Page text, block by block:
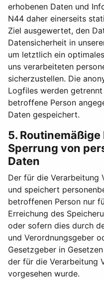
erhobenen Daten und
N44 daher einerseits
Ziel ausgewertet, den
Datensicherheit in
um letztlich ein
uns verarbeiteten
sicherzustellen. Die
Logfiles werden
betroffene Person
Daten gespeichert.
5.
Sperrung von
Daten
Der für die Verarbeitung
und speichert
betroffenen Person nur
Erreichung des
oder sofern dies durch
und Verordnungsgeber
Gesetzgeber in
der für die Verarbeitung
vorgesehen wurde.